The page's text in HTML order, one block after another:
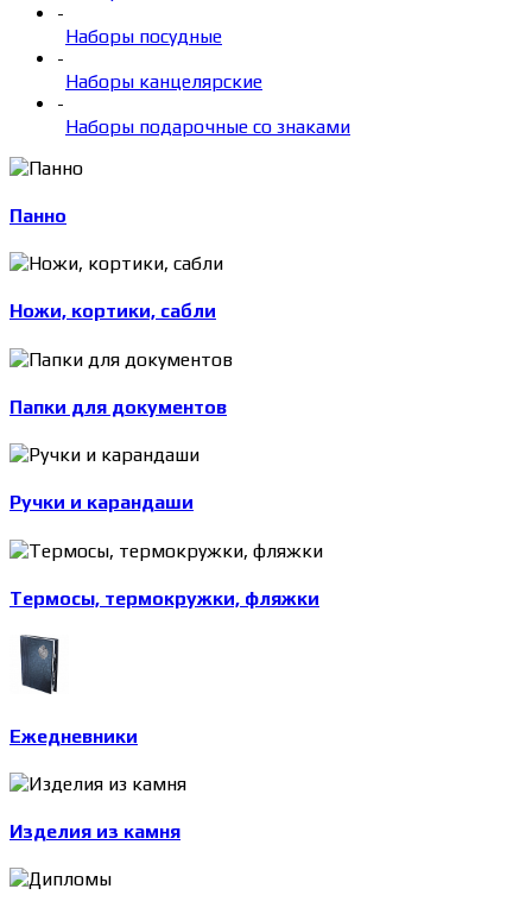
-
Наборы посудные
-
Наборы канцелярские
-
Наборы подарочные со знаками
Панно
Ножи, кортики, сабли
Папки для документов
Ручки и карандаши
Термосы, термокружки, фляжки
Ежедневники
Изделия из камня